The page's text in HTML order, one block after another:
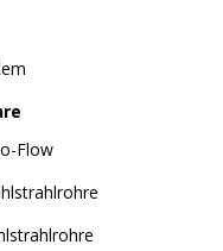
Flow